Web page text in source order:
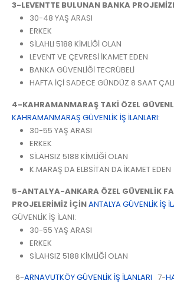
3-LEVENTTE BULUNAN BANKA
30-48 YAŞ ARASI
ERKEK
SİLAHLI 5188 KİMLİĞİ OLAN
LEVENT VE ÇEVRESİ İKAMET EDEN
BANKA GÜVENLİĞİ TECRÜBELİ
HAFTA İÇİ SADECE GÜNDÜZ 8 SAAT
4-KAHRAMANMARAŞ TAKİ ÖZEL
KAHRAMANMARAŞ GÜVENLİK İŞ İLANLARI:
30-55 YAŞ ARASI
ERKEK
SİLAHSIZ 5188 KİMLİĞİ OLAN
K.MARAŞ DA ELBSİTAN DA İKAMET EDEN
5-ANTALYA-ANKARA ÖZEL GÜVENLİK
PROJELERİMİZ İÇİNANTALYA GÜVENLİK İŞ
GÜVENLİK İŞ İLANI:
30-55 YAŞ ARASI
ERKEK
SİLAHSIZ 5188 KİMLİĞİ OLAN
6-ARNAVUTKÖY GÜVENLİK İŞ İLANLARI 7-